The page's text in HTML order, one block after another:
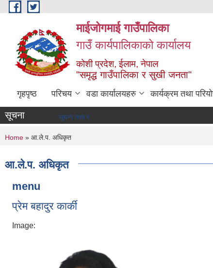
Skip to main content
माईजोगमाई गाउँपालिका
गाउँ कार्यपालिकाको कार्यालय
कोशी प्रदेश, ईलाम, नेपाल
"समृद्ध गाउँपालिका र सुखी जनता"
गृहपृष्ठ परिचय वडा कार्यालयहरु कार्यक्रम तथा
सूचना सूचना तथा समाचार
You are here
Home » आ.ले.प. अधिकृत
आ.ले.प. अधिकृत
menu
प्रेम बहादुर कार्की
Image: